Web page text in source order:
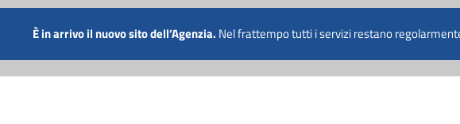
AL NUMERO 011 5741811
È in arrivo il nuovo sito dell’Agenzia. Nel frattempo tutti i servizi restano